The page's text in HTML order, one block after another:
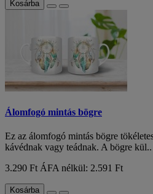
Kosárba
Álomfogó mintás bögre
Ez az álomfogó mintás bögre
kávédnak vagy teádnak. A bögre kül..
3.290 Ft ÁFA nélkül: 2.591 Ft
Kosárba